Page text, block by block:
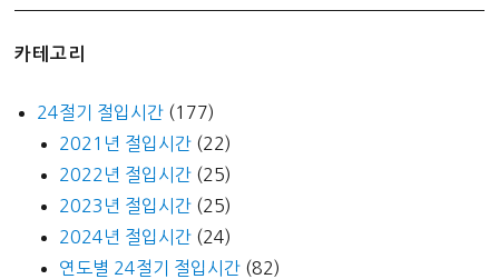
카테고리
24절기 절입시간 (177)
2021년 절입시간 (22)
2022년 절입시간 (25)
2023년 절입시간 (25)
2024년 절입시간 (24)
연도별 24절기 절입시간 (82)